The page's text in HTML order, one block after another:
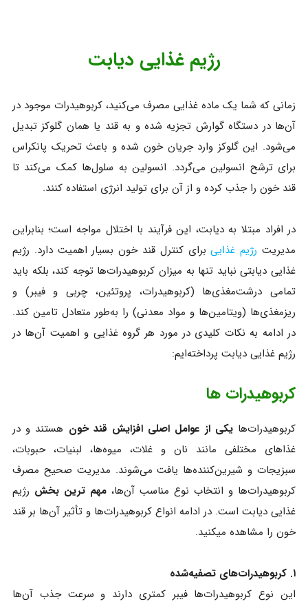
رژیم غذایی دیابت
زمانی که شما یک ماده غذایی مصرف می‌کنید، کربوهیدرات موجود در
آن‌ها در دستگاه گوارش تجزیه شده و به قند یا همان گلوکز تبدیل
می‌شود. این گلوکز وارد جریان خون شده و باعث تحریک پانکراس
برای ترشح انسولین می‌گردد. انسولین به سلول‌ها کمک می‌کند تا
قند خون را جذب کرده و از آن برای تولید انرژی استفاده کنند.
در افراد مبتلا به دیابت، این فرآیند با اختلال مواجه است؛ بنابراین
مدیریت رژیم غذاییبرای کنترل قند خون بسیار اهمیت دارد. رژیم
غذایی دیابتی نباید تنها به میزان کربوهیدرات‌ها توجه کند، بلکه باید
تمامی درشت‌مغذی‌ها (کربوهیدرات، پروتئین، چربی و فیبر) و
ریزمغذی‌ها (ویتامین‌ها و مواد معدنی) را به‌طور متعادل تامین کند.
در ادامه به نکات کلیدی در مورد هر گروه غذایی و اهمیت آن‌ها در
رژیم غذایی دیابت پرداخته‌ایم:
کربوهیدرات‌ ها
کربوهیدرات‌هایکی از عوامل اصلی افزایش قند خون هستند و در
غذاهای مختلفی مانند نان و غلات، میوه‌ها، لبنیات، حبوبات،
سبزیجات و شیرین‌کننده‌ها یافت می‌شوند. مدیریت صحیح مصرف
کربوهیدرات‌ها و انتخاب نوع مناسب آن‌ها،مهم‌ ترین بخش رژیم
غذایی دیابت است. در ادامه انواع کربوهیدرات‌ها و تأثیر آن‌ها بر قند
خون را مشاهده میکنید.
۱. کربوهیدرات‌های تصفیه‌شده
این نوع کربوهیدرات‌ها فیبر کمتری دارند و سرعت جذب آن‌ها